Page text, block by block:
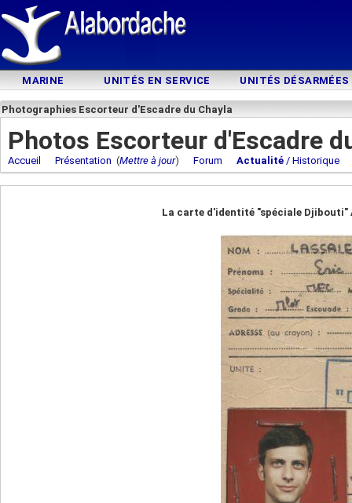
MARINE UNITÉS EN SERVICE UNITÉS DÉSARMÉES
Photographies Escorteur d'Escadre du Chayla
Photos Escorteur d'Escadre
Accueil Présentation (Mettre à jour) Forum Actualité / Historique
La carte d'identité "spéciale Djibouti"